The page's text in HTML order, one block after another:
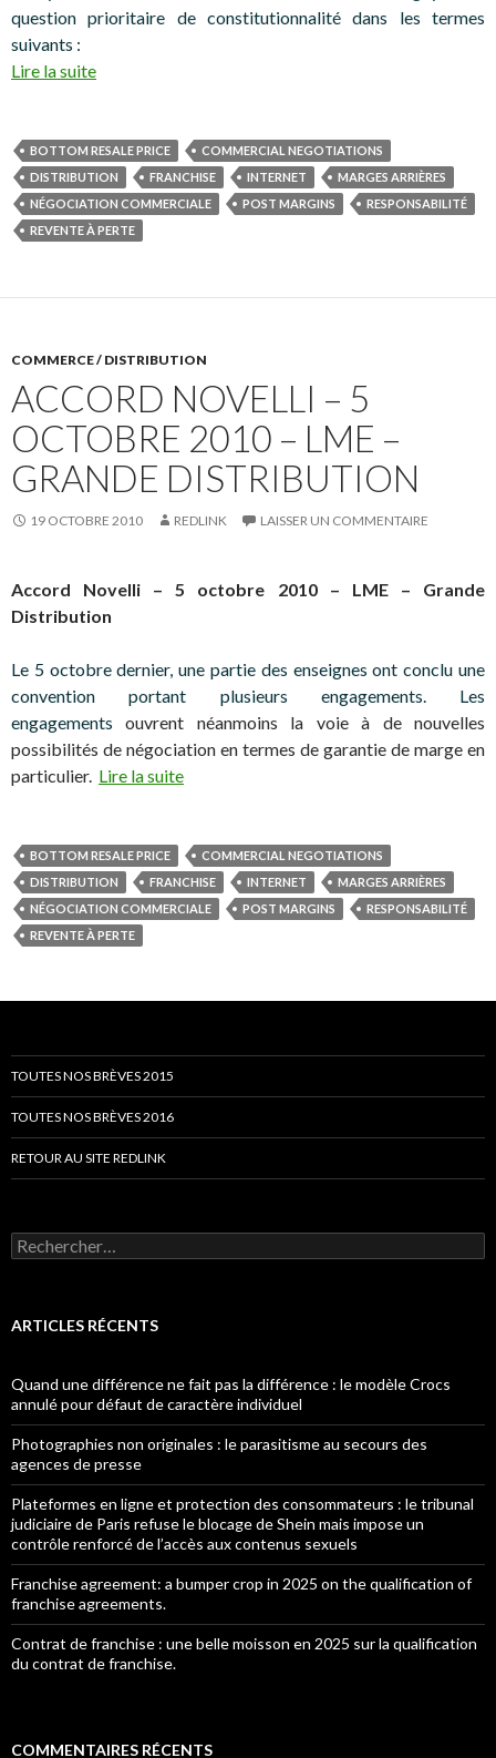
question prioritaire de constitutionnalité dans les termes
suivants :
Lire la suite
BOTTOM RESALE PRICE
COMMERCIAL NEGOTIATIONS
DISTRIBUTION
FRANCHISE INTERNET
MARGES ARRIÈRES
NÉGOCIATION COMMERCIALE
POST MARGINS
RESPONSABILITÉ
REVENTE À PERTE
COMMERCE / DISTRIBUTION
ACCORD NOVELLI – 5
OCTOBRE 2010 – LME –
GRANDE DISTRIBUTION
19 OCTOBRE 2010 REDLINK LAISSER UN COMMENTAIRE
Accord Novelli – 5 octobre 2010 – LME – Grande
Distribution
Le 5 octobre dernier, une partie des enseignes ont conclu une
convention portant plusieurs engagements. Les
engagementsouvrent néanmoins la voie à de nouvelles
possibilités de négociation en termes de garantie de marge en
particulier. Lire la suite
BOTTOM RESALE PRICE
COMMERCIAL NEGOTIATIONS
DISTRIBUTION
FRANCHISE INTERNET
MARGES ARRIÈRES
NÉGOCIATION COMMERCIALE
POST MARGINS
RESPONSABILITÉ
REVENTE À PERTE
TOUTES NOS BRÈVES 2015
TOUTES NOS BRÈVES 2016
RETOUR AU SITE REDLINK
Rechercher :
ARTICLES RÉCENTS
Quand une différence ne fait pas la différence : le modèle Crocs
annulé pour défaut de caractère individuel
Photographies non originales : le parasitisme au secours des
agences de presse
Plateformes en ligne et protection des consommateurs : le tribunal
judiciaire de Paris refuse le blocage de Shein mais impose un
contrôle renforcé de l’accès aux contenus sexuels
Franchise agreement: a bumper crop in 2025 on the qualification of
franchise agreements.
Contrat de franchise : une belle moisson en 2025 sur la qualification
du contrat de franchise.
COMMENTAIRES RÉCENTS